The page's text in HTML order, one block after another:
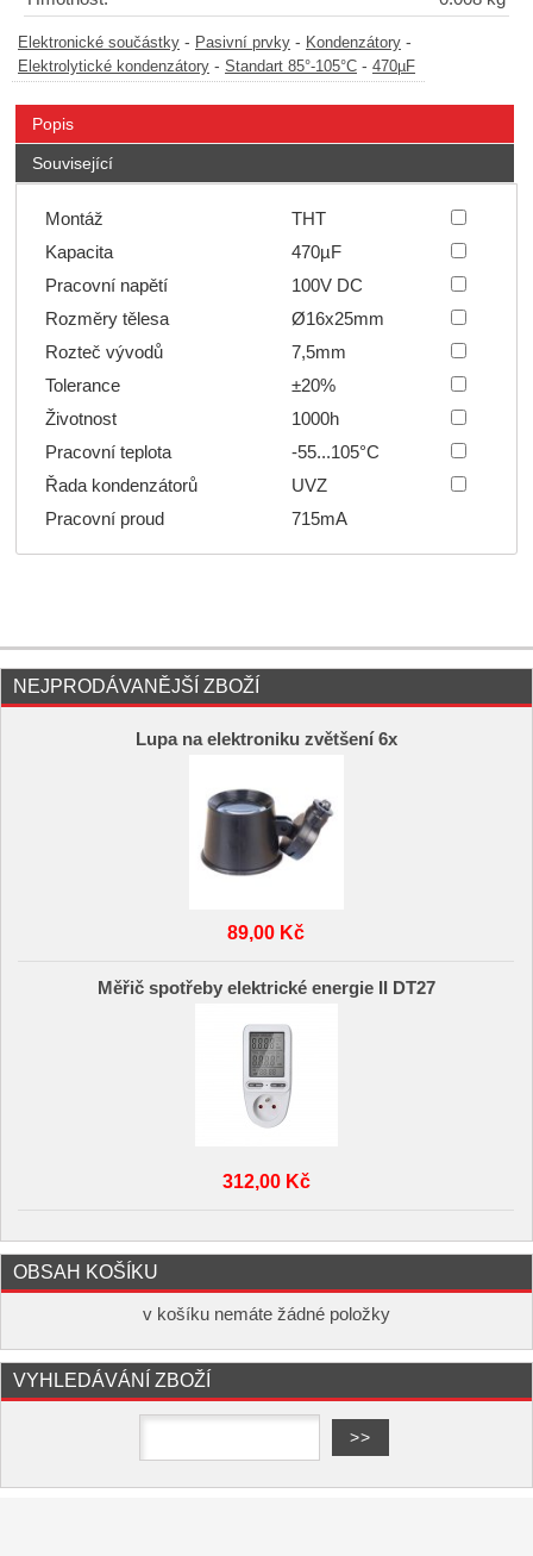
Elektronické součástky - Pasivní prvky - Kondenzátory -
Elektrolytické kondenzátory - Standart 85°-105°C - 470µF
Popis
Související
Montáž
THT
Kapacita
470µF
Pracovní napětí
100V DC
Rozměry tělesa
Ø16x25mm
Rozteč vývodů
7,5mm
Tolerance
±20%
Životnost
1000h
Pracovní teplota
-55...105°C
Řada kondenzátorů
UVZ
Pracovní proud
715mA
NEJPRODÁVANĚJŠÍ ZBOŽÍ
Lupa na elektroniku zvětšení 6x
89,00 Kč
Měřič spotřeby elektrické energie II DT27
312,00 Kč
OBSAH KOŠÍKU
v košíku nemáte žádné položky
VYHLEDÁVÁNÍ ZBOŽÍ